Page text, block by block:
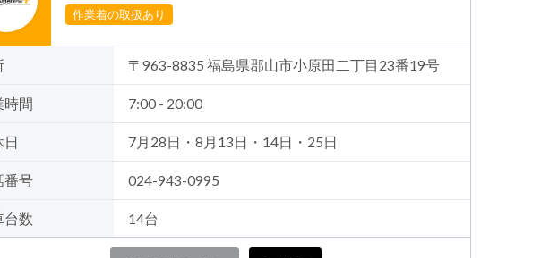
作業着の取扱あり
〒963-8835 福島県郡山市小原田二丁目23番19号
時間 7:00 - 20:00
日 7月28日・8月13日・14日・25日
番号 024-943-0995
台数 14台